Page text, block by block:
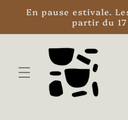
passer
contenu
En pause estivale.
partir du